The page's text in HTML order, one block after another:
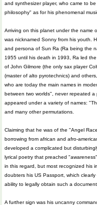
and synthesizer player, who came to
philosophy" as for his phenomenal
Arriving on this planet under the name
was nicknamed Sonny from his youth.
and persona of Sun Ra (Ra being the
1955 until his death in 1993, Ra led
of John Gilmore (the only sax player
(master of alto pyrotechnics) and
who are today the main names in
between two worlds", never repeated
appeared under a variety of names:
and many other permutations.
Claiming that he was of the "Angel
borrowing from african and afro-
developed a complicated but
lyrical poetry that preached
in this regard, but most recognized his
doubters his US Passport, which
ability to legally obtain such a
A further sign was his uncanny